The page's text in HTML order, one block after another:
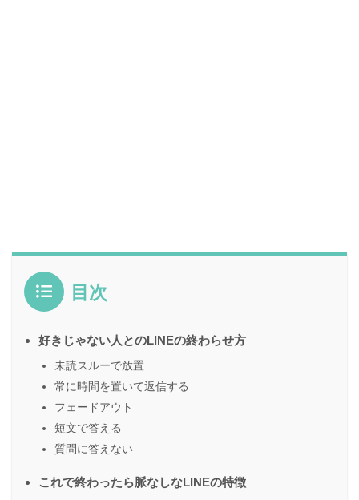
目次
好きじゃない人とのLINEの終わらせ方
未読スルーで放置
常に時間を置いて返信する
フェードアウト
短文で答える
質問に答えない
これで終わったら脈なしなLINEの特徴